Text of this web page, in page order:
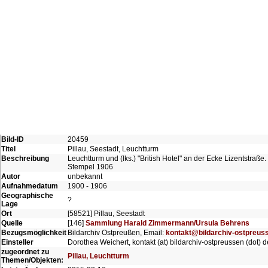
Bild-ID
20459
Titel
Pillau, Seestadt, Leuchtturm
Beschreibung
Leuchtturm und (lks.) "British Hotel" an der Ecke Lizentstraße.
Stempel 1906
Autor
unbekannt
Aufnahmedatum
1900 - 1906
Geographische
Lage
?
Ort
[58521] Pillau, Seestadt
Quelle
[146] Sammlung Harald Zimmermann/Ursula Behrens
Bezugsmöglichkeit Bildarchiv Ostpreußen, Email: kontakt@bildarchiv-
Einsteller
Dorothea Weichert, kontakt (at) bildarchiv-ostpreussen (dot)
zugeordnet zu
Themen/Objekten:
Pillau, Leuchtturm